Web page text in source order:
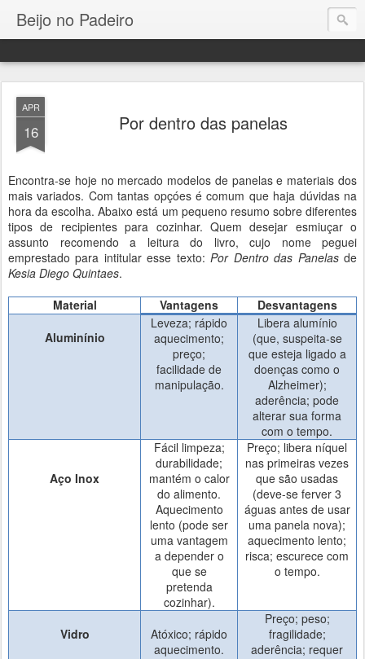
Beijo no Padeiro
APR
16 Por dentro das panelas
Encontra-se hoje no mercado modelos de panelas e materiais dos
mais variados. Com tantas opçóes é comum que haja dúvidas na
hora da escolha. Abaixo está um pequeno resumo sobre diferentes
tipos de recipientes para cozinhar. Quem desejar esmiuçar o
assunto recomendo a leitura do livro, cujo nome peguei
emprestado para intitular esse texto:Por Dentro das Panelasde
Kesia Diego Quintaes.
Material
Vantagens
Desvantagens
Aluminínio
Leveza; rápido
aquecimento;
preço;
facilidade de
manipulação.
Libera alumínio
(que, suspeita-se
que esteja ligado a
doenças como o
Alzheimer);
aderência; pode
alterar sua forma
com o tempo.
Aço Inox
Fácil limpeza;
durabilidade;
mantém o calor
do alimento.
Aquecimento
lento (pode ser
uma vantagem
a depender o
que se
pretenda
cozinhar).
Preço; libera níquel
nas primeiras vezes
que são usadas
(deve-se ferver 3
águas antes de usar
uma panela nova);
aquecimento lento;
risca; escurece com
o tempo.
Vidro
Atóxico; rápido
aquecimento.
Preço; peso;
fragilidade;
aderência; requer